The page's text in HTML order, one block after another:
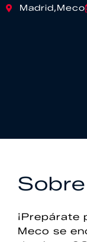
Madrid,Meco
¡Prepárate
Meco se